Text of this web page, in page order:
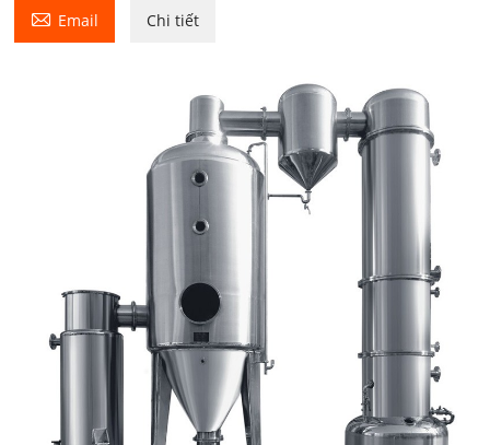
 Email Chi tiết